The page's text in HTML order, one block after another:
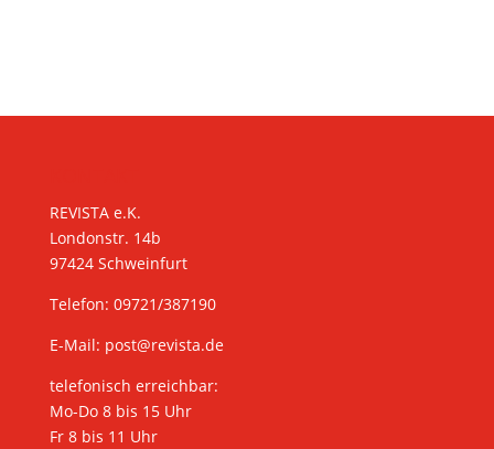
REVISTA e.K.
Londonstr. 14b
97424 Schweinfurt
Telefon: 09721/387190
E-Mail: post@revista.de
telefonisch erreichbar:
Mo-Do 8 bis 15 Uhr
Fr 8 bis 11 Uhr